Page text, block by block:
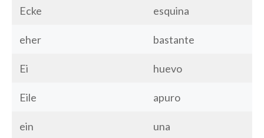
Ecke esquina
eher bastante
Ei huevo
Eile apuro
ein una